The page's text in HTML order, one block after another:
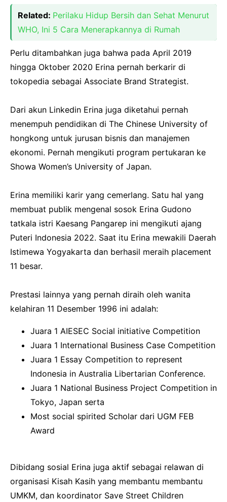
Related: Perilaku Hidup Bersih dan Sehat Menurut
WHO, Ini 5 Cara Menerapkannya di Rumah
Perlu ditambahkan juga bahwa pada April 2019
hingga Oktober 2020 Erina pernah berkarir di
tokopedia sebagai Associate Brand Strategist.
Dari akun Linkedin Erina juga diketahui pernah
menempuh pendidikan di The Chinese University of
hongkong untuk jurusan bisnis dan manajemen
ekonomi. Pernah mengikuti program pertukaran ke
Showa Women’s University of Japan.
Erina memiliki karir yang cemerlang. Satu hal yang
membuat publik mengenal sosok Erina Gudono
tatkala istri Kaesang Pangarep ini mengikuti ajang
Puteri Indonesia 2022. Saat itu Erina mewakili Daerah
Istimewa Yogyakarta dan berhasil meraih placement
11 besar.
Prestasi lainnya yang pernah diraih oleh wanita
kelahiran 11 Desember 1996 ini adalah:
Juara 1 AIESEC Social initiative Competition
Juara 1 International Business Case Competition
Juara 1 Essay Competition to represent
Indonesia in Australia Libertarian Conference.
Juara 1 National Business Project Competition in
Tokyo, Japan serta
Most social spirited Scholar dari UGM FEB
Award
Dibidang sosial Erina juga aktif sebagai relawan di
organisasi Kisah Kasih yang membantu membantu
UMKM, dan koordinator Save Street Children